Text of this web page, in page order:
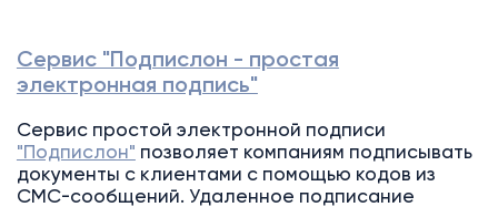
Сервис "Подпислон - простая
электронная подпись"
Сервис простой электронной подписи
"Подпислон" позволяет компаниям подписывать
документы с клиентами с помощью кодов из
СМС-сообщений. Удаленное подписание